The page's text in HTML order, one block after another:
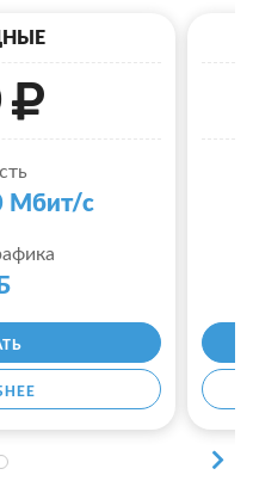
Мбит/с